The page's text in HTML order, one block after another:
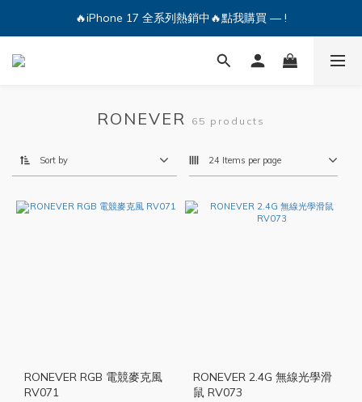
🔥iPhone 17 全系列熱銷中🔥點我購買 — !
🔥iPhone 17 全系列熱銷中🔥點我購買 — !
💕加入Q哥 Line 新好友領優惠券！🎫
RONEVER 65 products
Sort by 24 Items per page
RONEVER RGB 電競麥克風
RV071
RONEVER 2.4G 無線光學滑
鼠 RV073